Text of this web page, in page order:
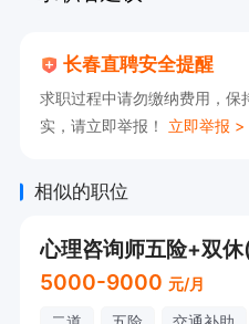
长春直聘安全提醒
求职过程中请勿缴纳费用，保
实，请立即举报！ 立即举报 >
相似的职位
心理咨询师五险+双休
5000-9000 元/月